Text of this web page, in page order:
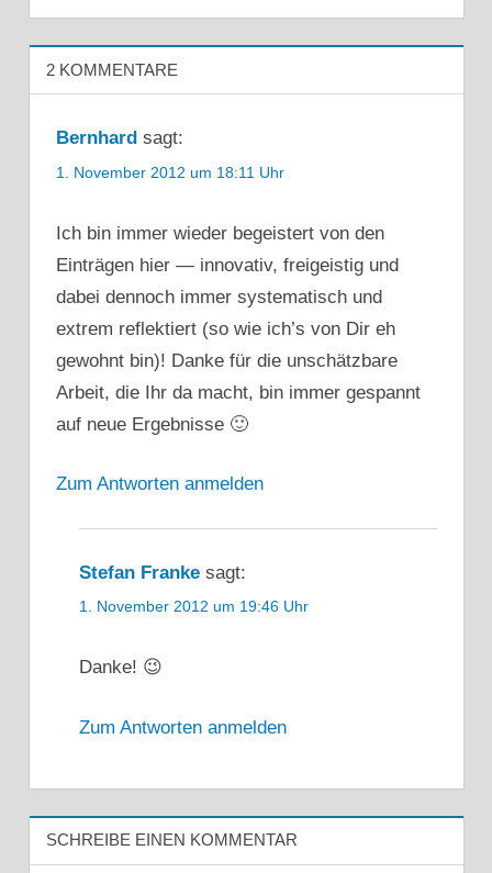
2 KOMMENTARE
Bernhard sagt:
1. November 2012 um 18:11 Uhr
Ich bin immer wieder begeistert von den
Einträgen hier — innovativ, freigeistig und
dabei dennoch immer systematisch und
extrem reflektiert (so wie ich’s von Dir eh
gewohnt bin)! Danke für die unschätzbare
Arbeit, die Ihr da macht, bin immer gespannt
auf neue Ergebnisse 🙂
Zum Antworten anmelden
Stefan Franke sagt:
1. November 2012 um 19:46 Uhr
Danke! 😉
Zum Antworten anmelden
SCHREIBE EINEN KOMMENTAR